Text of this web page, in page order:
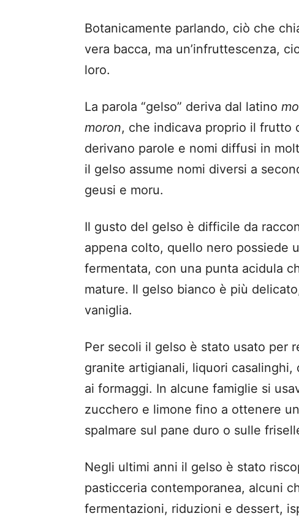
Botanicamente parlando, ciò che
vera bacca, ma un’infruttescenza,
loro.
La parola “gelso” deriva dal latino
moron, che indicava proprio il frutto
derivano parole e nomi diffusi in
il gelso assume nomi diversi a
geusi e moru.
Il gusto del gelso è difficile da
appena colto, quello nero possiede
fermentata, con una punta acidula
mature. Il gelso bianco è più
vaniglia.
Per secoli il gelso è stato usato per
granite artigianali, liquori
ai formaggi. In alcune famiglie si
zucchero e limone fino a ottenere
spalmare sul pane duro o sulle
Negli ultimi anni il gelso è stato
pasticceria contemporanea, alcuni
fermentazioni, riduzioni e dessert,